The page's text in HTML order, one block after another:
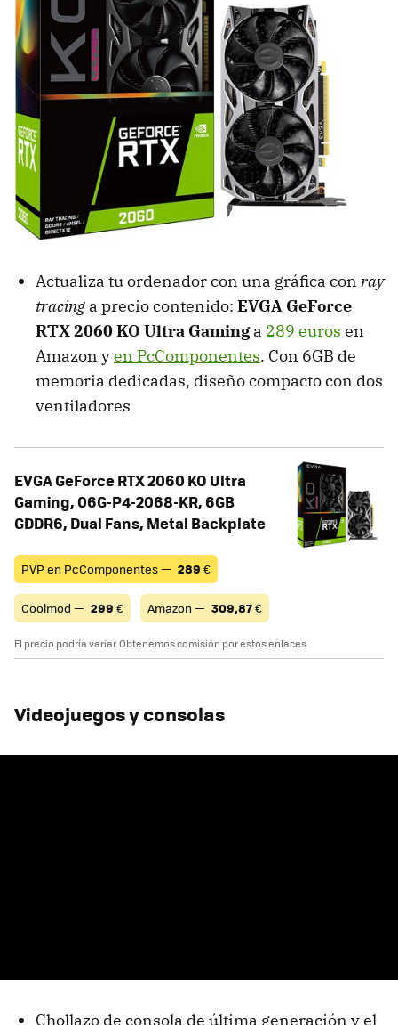
Actualiza tu ordenador con una gráfica con ray
tracing a precio contenido: EVGA GeForce
RTX 2060 KO Ultra Gaminga 289 euros en
Amazon yen PcComponentes. Con 6GB de
memoria dedicadas, diseño compacto con dos
ventiladores
EVGA GeForce RTX 2060 KO Ultra
Gaming, 06G-P4-2068-KR, 6GB
GDDR6, Dual Fans, Metal Backplate
PVP en PcComponentes — 289 €
Coolmod — 299 € Amazon — 309,87€
El precio podría variar. Obtenemos comisión por estos enlaces
Videojuegos y consolas
Chollazo de consola de última generación y el